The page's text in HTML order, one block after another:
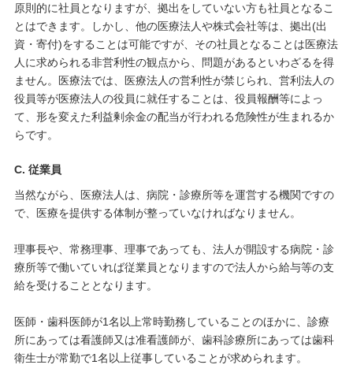
原則的に社員となりますが、拠出をしていない方も社員となるこ
とはできます。しかし、他の医療法人や株式会社等は、拠出(出
資・寄付)をすることは可能ですが、その社員となることは医療法
人に求められる非営利性の観点から、問題があるといわざるを得
ません。医療法では、医療法人の営利性が禁じられ、営利法人の
役員等が医療法人の役員に就任することは、役員報酬等によっ
て、形を変えた利益剰余金の配当が行われる危険性が生まれるか
らです。
C. 従業員
当然ながら、医療法人は、病院・診療所等を運営する機関ですの
で、医療を提供する体制が整っていなければなりません。
理事長や、常務理事、理事であっても、法人が開設する病院・診
療所等で働いていれば従業員となりますので法人から給与等の支
給を受けることとなります。
医師・歯科医師が1名以上常時勤務していることのほかに、診療
所にあっては看護師又は准看護師が、歯科診療所にあっては歯科
衛生士が常勤で1名以上従事していることが求められます。